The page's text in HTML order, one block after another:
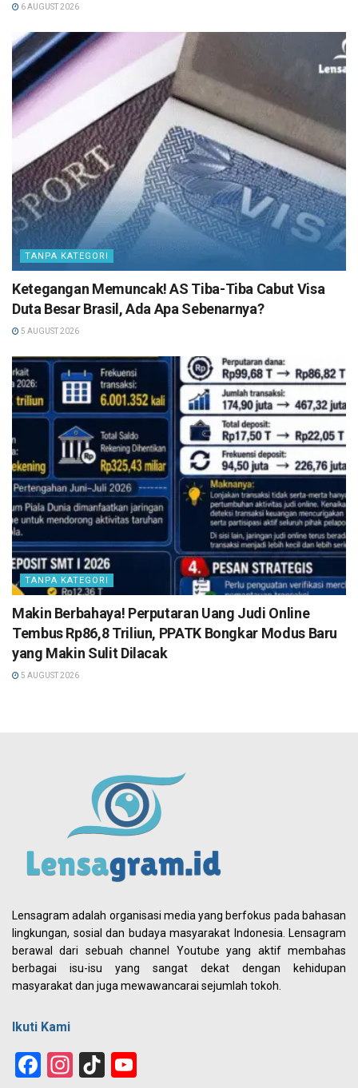
6 AUGUST 2026
TANPA KATEGORI
Ketegangan Memuncak! AS Tiba-Tiba Cabut Visa
Duta Besar Brasil, Ada Apa Sebenarnya?
5 AUGUST 2026
TANPA KATEGORI
Makin Berbahaya! Perputaran Uang Judi Online
Tembus Rp86,8 Triliun, PPATK Bongkar Modus Baru
yang Makin Sulit Dilacak
5 AUGUST 2026
Lensagram adalah organisasi media yang berfokus pada bahasan
lingkungan, sosial dan budaya masyarakat Indonesia. Lensagram
berawal dari sebuah channel Youtube yang aktif membahas
berbagai isu-isu yang sangat dekat dengan kehidupan
masyarakat dan juga mewawancarai sejumlah tokoh.
Ikuti Kami
Facebook
Instagram
TikTok